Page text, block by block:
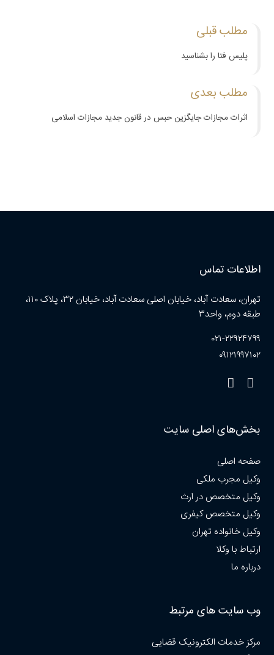
مطلب قبلی
پلیس فتا را بشناسید
مطلب بعدی
اثرات مجازات جایگزین حبس در قانون جدید مجازات اسلامی
اطلاعات تماس
تهران، سعادت آباد، خیابان اصلی سعادت آباد، خیابان ۳۲، پلاک ۱۱۰،
طبقه دوم، واحد۳
۰۲۱-۲۲۹۲۴۷۹۹
۰۹۱۲۱۹۹۷۱۰۲
بخش‌های اصلی سایت
صفحه اصلی
وکیل مجرب ملکی
وکیل متخصص در ارث
وکیل متخصص کیفری
وکیل خانواده تهران
ارتباط با وکلا
درباره ما
وب سایت های مرتبط
مرکز خدمات الکترونیک قضایی